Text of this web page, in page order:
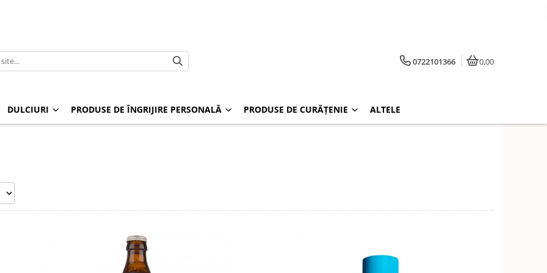
0722101366 0,00
DULCIURI PRODUSE DE ÎNGRIJIRE PERSONALĂ PRODUSE DE CURĂȚENIE ALTELE